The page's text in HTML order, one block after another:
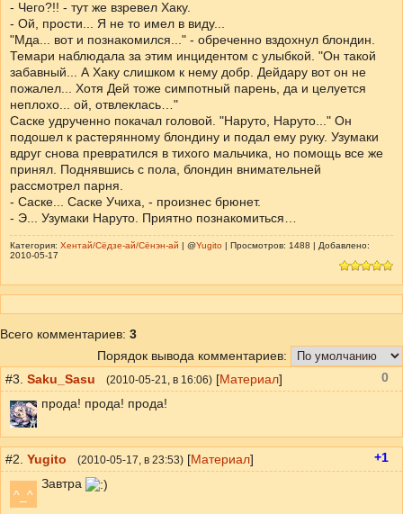
- Чего?!! - тут же взревел Хаку.
- Ой, прости... Я не то имел в виду...
"Мда... вот и познакомился..." - обреченно вздохнул блондин.
Темари наблюдала за этим инцидентом с улыбкой. "Он такой
забавный... А Хаку слишком к нему добр. Дейдару вот он не
пожалел... Хотя Дей тоже симпотный парень, да и целуется
неплохо... ой, отвлеклась…"
Саске удрученно покачал головой. "Наруто, Наруто..." Он
подошел к растерянному блондину и подал ему руку. Узумаки
вдруг снова превратился в тихого мальчика, но помощь все же
принял. Поднявшись с пола, блондин внимательней
рассмотрел парня.
- Саске... Саске Учиха, - произнес брюнет.
- Э... Узумаки Наруто. Приятно познакомиться…
Категория: Хентай/Сёдзе-ай/Сёнэн-ай | @Yugito | Просмотров: 1488 | Добавлено:
2010-05-17
Всего комментариев: 3
Порядок вывода комментариев:
#3. Saku_Sasu (2010-05-21 , в 16:06) [Материал]
прода! прода! прода!
0
#2. Yugito (2010-05-17 , в 23:53) [Материал]
^_^
Завтра
+1